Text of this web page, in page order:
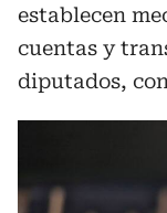
establecen
cuentas y
diputados,